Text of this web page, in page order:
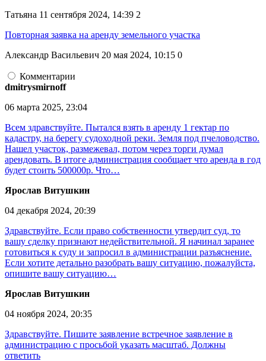
Татьяна 11 сентября 2024, 14:39 2
Повторная заявка на аренду земельного участка
Александр Васильевич 20 мая 2024, 10:15 0
Комментарии
dmitrysmirnoff
06 марта 2025, 23:04
Всем здравствуйте. Пытался взять в аренду 1 гектар по
кадастру, на берегу судоходной реки. Земля под пчеловодство.
Нашел участок, размежевал, потом через торги думал
арендовать. В итоге администрация сообщает что аренда в год
будет стоить 500000р. Что…
Ярослав Витушкин
04 декабря 2024, 20:39
Здравствуйте. Если право собственности утвердит суд, то
вашу сделку признают недействительной. Я начинал заранее
готовиться к суду и запросил в администрации разъяснение.
Если хотите детально разобрать вашу ситуацию, пожалуйста,
опишите вашу ситуацию…
Ярослав Витушкин
04 ноября 2024, 20:35
Здравствуйте. Пишите заявление встречное заявление в
администрацию с просьбой указать масштаб. Должны
ответить